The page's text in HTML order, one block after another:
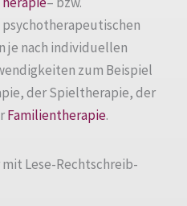
je nach individuellen
zum Beispiel
der Spieltherapie, der
Familientherapie.
Lese-Rechtschreib-